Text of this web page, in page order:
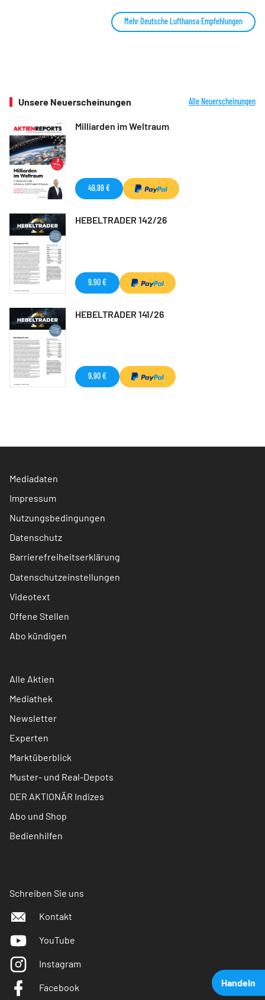
Handeln
Mehr Deutsche Lufthansa Empfehlungen
Unsere Neuerscheinungen Alle Neuerscheinungen
Milliarden im Weltraum
49,99 €
HEBELTRADER 142/26
9,90 €
HEBELTRADER 141/26
9,90 €
Mediadaten
Impressum
Nutzungsbedingungen
Datenschutz
Barrierefreiheitserklärung
Datenschutzeinstellungen
Videotext
Offene Stellen
Abo kündigen
Alle Aktien
Mediathek
Newsletter
Experten
Marktüberblick
Muster- und Real-Depots
DER AKTIONÄR Indizes
Abo und Shop
Bedienhilfen
Schreiben Sie uns
Kontakt
YouTube
Instagram
Facebook